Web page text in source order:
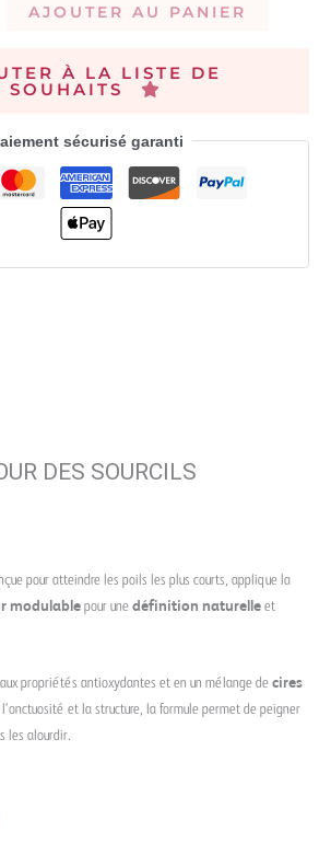
AJOUTER AU PANIER
À LA LISTE DE
SOUHAITS
sécurisé garanti
DES SOURCILS
pour atteindre les poils les plus courts, applique la
modulable pour une définition naturelle et
aux propriétés antioxydantes et en un mélange de cires
et la structure, la formule permet de peigner
les alourdir.